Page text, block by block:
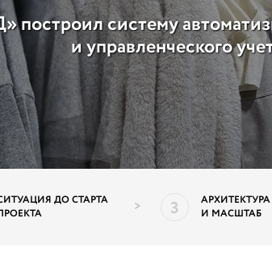
систему
и управленческого
ДО СТАРТА
> 3
И МАСШТАБ